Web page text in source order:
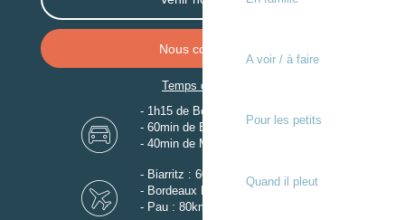
A voir / à faire
Pour les petits
Quand il pleut
Nous contacter
Temps de trajet
- 1h15 de Bordeaux
- 60min de Biarritz
- 40min de Mont-de-Marsan
- Biarritz : 60km
- Bordeaux Mérignac : 110km
- Pau : 80km